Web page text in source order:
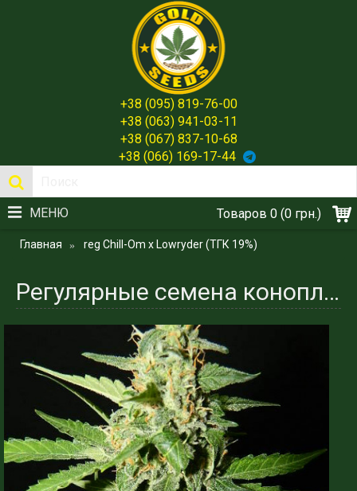
+38 (095) 819-76-00
+38 (063) 941-03-11
+38 (067) 837-10-68
+38 (066) 169-17-44
Товаров 0 (0 грн.)
МЕНЮ
Главная reg Chill-Om x Lowryder (ТГК 19%)
Регулярные семена конопли сорта Chill-Om x Lowryder (ТГК 19%) - Gold-Seeds